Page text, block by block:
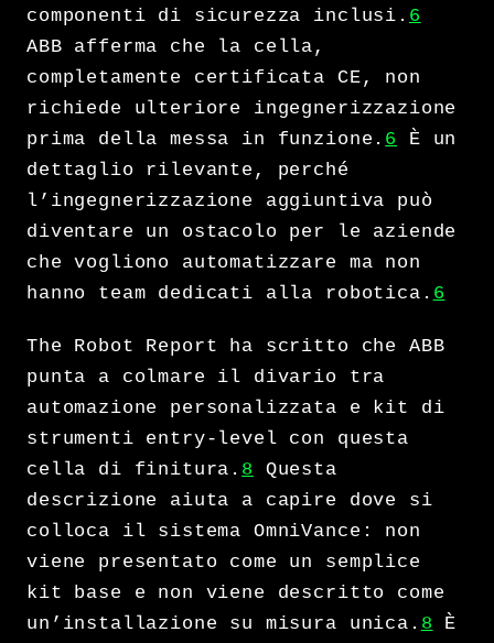
componenti di sicurezza inclusi. 6
ABB afferma che la cella,
completamente certificata CE, non
richiede ulteriore ingegnerizzazione
prima della messa in funzione. 6
È un
dettaglio rilevante, perché
l’ingegnerizzazione aggiuntiva può
diventare un ostacolo per le aziende
che vogliono automatizzare ma non
hanno team dedicati alla robotica. 6
The Robot Report ha scritto che ABB
punta a colmare il divario tra
automazione personalizzata e kit di
strumenti entry-level con questa
cella di finitura. 8
Questa
descrizione aiuta a capire dove si
colloca il sistema OmniVance: non
viene presentato come un semplice
kit base e non viene descritto come
un’installazione su misura unica. 8 È